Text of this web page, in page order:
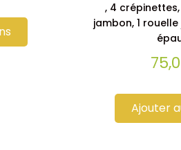
a
, 4
jambon, 1
Ajouter